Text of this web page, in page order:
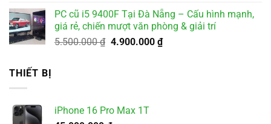
2.500.000 ₫.
tại
là:
2.000.000 ₫.
PC cũ i5 9400F Tại Đà Nẵng – Cấu hình mạnh,
giá rẻ, chiến mượt văn phòng & giải trí
5.500.000₫ Giá
4.900.000 ₫Giá
THIẾT BỊ
iPhone 16 Pro Max 1T